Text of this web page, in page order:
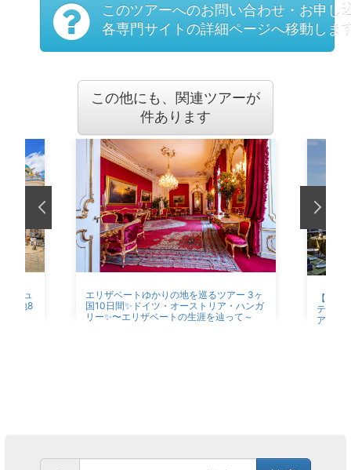
このツアーへのお問い合わせ・お申し
各専門サイトの詳細ページへ移動しま
この他にも、関連ツアーが
件あります
・ミュ
★現地8
エリザベートゆかりの地を巡るツアー 3ヶ
国10日間✨ドイツ・オーストリア・ハンガ
リー✨〜エリザベートの生涯を辿って～
【欧
テルに
アチア